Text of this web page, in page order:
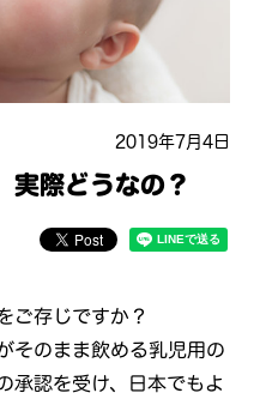
2019年7月4日
実際どうなの？
ご存じですか？
そのまま飲める乳児用の
承認を受け、日本でもよ